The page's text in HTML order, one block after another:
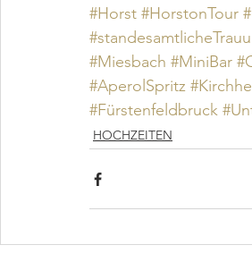
#Horst #HorstonTour
#Miesbach #MiniBar
#AperolSpritz
#Fürstenfeldbruck
HOCHZEITEN